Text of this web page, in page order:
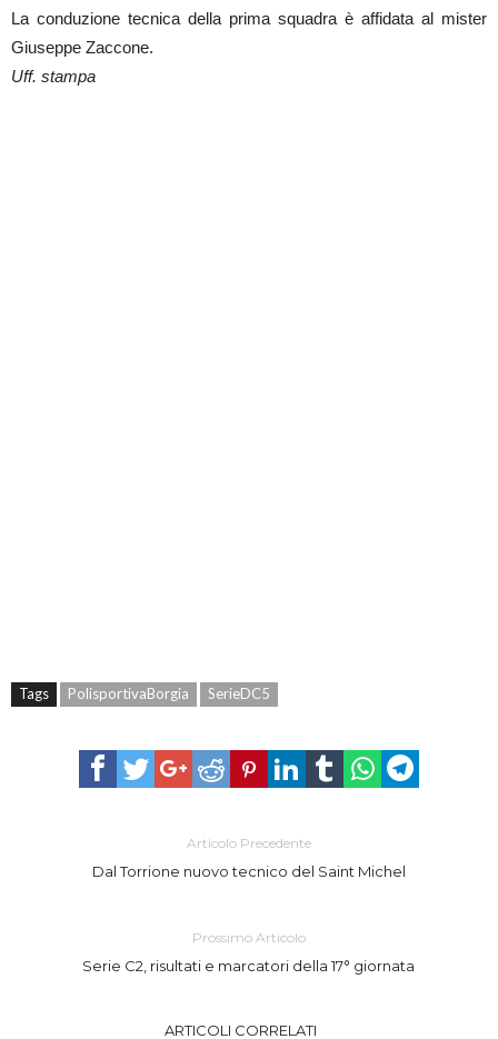
La conduzione tecnica della prima squadra è affidata al mister
Giuseppe Zaccone.
Uff. stampa
Tags PolisportivaBorgia SerieDC5
Articolo Precedente
Dal Torrione nuovo tecnico del Saint Michel
Prossimo Articolo
Serie C2, risultati e marcatori della 17° giornata
ARTICOLI CORRELATI